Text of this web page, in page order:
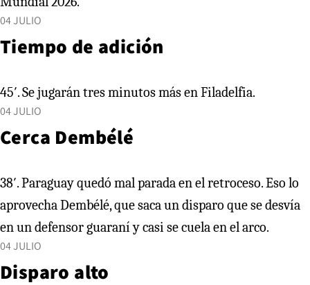
04 JULIO
Tiempo de adición
45′. Se jugarán tres minutos más en Filadelfia.
04 JULIO
Cerca Dembélé
38′. Paraguay quedó mal parada en el retroceso. Eso lo
aprovecha Dembélé, que saca un disparo que se desvía
en un defensor guaraní y casi se cuela en el arco.
04 JULIO
Disparo alto